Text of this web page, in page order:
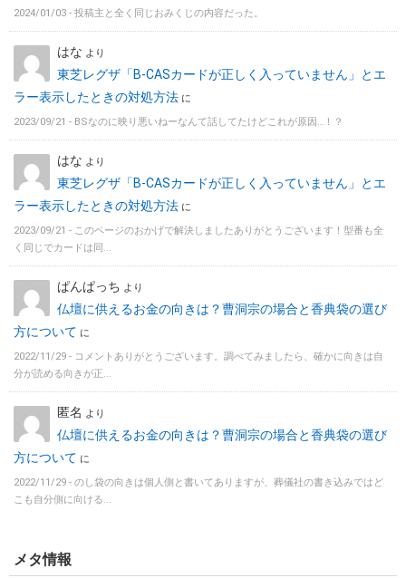
2024/01/03 - 投稿主と全く同じおみくじの内容だった。
はな より
東芝レグザ「B-CASカードが正しく入っていません」とエ
ラー表示したときの対処方法 に
2023/09/21 - BSなのに映り悪いねーなんて話してたけどこれが原因…！？
はな より
東芝レグザ「B-CASカードが正しく入っていません」とエ
ラー表示したときの対処方法 に
2023/09/21 - このページのおかげで解決しましたありがとうございます！型番も全
く同じでカードは同...
ぱんぱっち より
仏壇に供えるお金の向きは？曹洞宗の場合と香典袋の選び
方について に
2022/11/29 - コメントありがとうございます。調べてみましたら、確かに向きは自
分が読める向きが正...
匿名 より
仏壇に供えるお金の向きは？曹洞宗の場合と香典袋の選び
方について に
2022/11/29 - のし袋の向きは個人側と書いてありますが、葬儀社の書き込みではど
こも自分側に向ける...
メタ情報